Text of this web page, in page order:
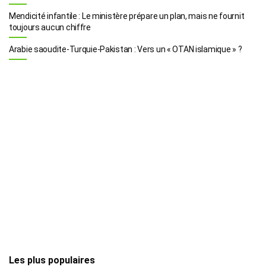
Mendicité infantile : Le ministère prépare un plan, mais ne fournit
toujours aucun chiffre
Arabie saoudite-Turquie-Pakistan : Vers un « OTAN islamique » ?
Les plus populaires